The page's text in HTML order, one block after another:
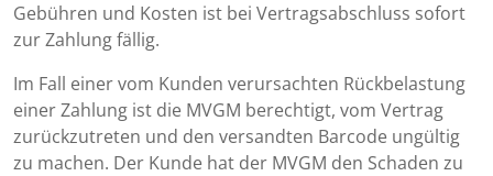
Gebühren und Kosten ist bei Vertragsabschluss sofort
zur Zahlung fällig.
Im Fall einer vom Kunden verursachten Rückbelastung
einer Zahlung ist die MVGM berechtigt, vom Vertrag
zurückzutreten und den versandten Barcode ungültig
zu machen. Der Kunde hat der MVGM den Schaden zu